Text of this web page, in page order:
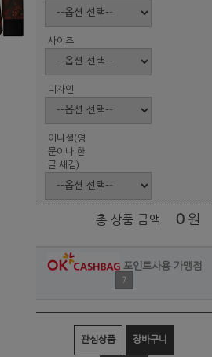
사이즈
디자인
이니셜(영
문이나 한
글 새김)
총 상품 금액 0 원
포인트사용 가맹점
?
관심상품 장바구니